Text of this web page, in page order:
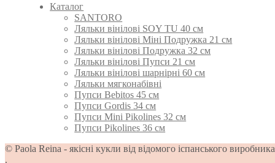
Каталог
SANTORO
Ляльки вінілові SOY TU 40 см
Ляльки вінілові Міні Подружка 21 см
Ляльки вінілові Подружка 32 см
Ляльки вінілові Пупси 21 см
Ляльки вінілові шарнірні 60 см
Ляльки мягконабівні
Пупси Bebitos 45 см
Пупси Gordis 34 см
Пупси Mini Pikolines 32 см
Пупси Pikolines 36 см
© Paola Reina - якісні кукли від відомого іспанського
.